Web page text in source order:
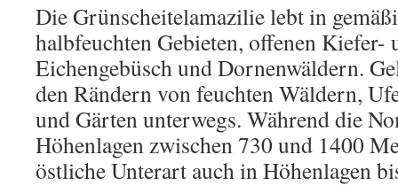
Die Grünscheitelamazilie lebt in
halbfeuchten Gebieten, offenen Kiefer-
Eichengebüsch und Dornenwäldern.
den Rändern von feuchten Wäldern,
und Gärten unterwegs. Während die
Höhenlagen zwischen 730 und 1400
östliche Unterart auch in Höhenlagen